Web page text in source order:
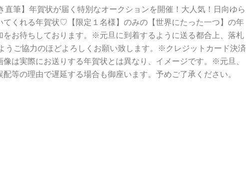
筆】年賀状が届く特別なオークションを開催！大人気！日向ゆら
くれる年賀状♡【限定１名様】のみの【世界にたった一つ】の年
お待ちしております。※元旦に到着するように送る都合上、落札
うご協力のほどよろしくお願い致します。※クレジットカード決済
は実際にお送りする年賀状とは異なり、イメージです。※元旦、
等の理由で遅延する場合も御座います。予めご了承ください。